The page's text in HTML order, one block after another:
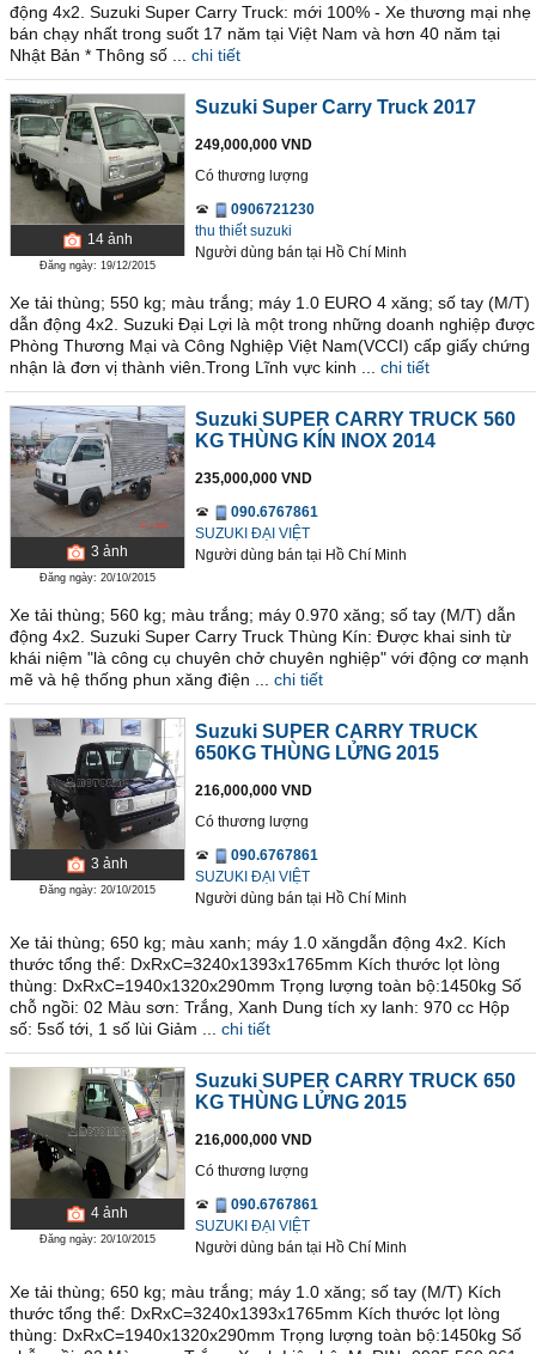
động 4x2. Suzuki Super Carry Truck: mới 100% - Xe thương mại nhẹ
bán chạy nhất trong suốt 17 năm tại Việt Nam và hơn 40 năm tại
Nhật Bản * Thông số ...
chi tiết
14ảnh
Đăng ngày: 19/12/2015
Suzuki Super Carry Truck 2017
249,000,000 VND
Có thương lượng
0906721230
thu thiết suzuki
Người dùng bán tại Hồ Chí Minh
Xe tải thùng; 550 kg; màu trắng; máy 1.0 EURO 4 xăng; số tay (M/T)
dẫn động 4x2. Suzuki Đại Lợi là một trong những doanh nghiệp được
Phòng Thương Mại và Công Nghiệp Việt Nam(VCCI) cấp giấy chứng
nhận là đơn vị thành viên.Trong Lĩnh vực kinh ...
chi tiết
3 ảnh
Đăng ngày: 20/10/2015
Suzuki SUPER CARRY TRUCK 560
KG THÙNG KÍN INOX 2014
235,000,000 VND
090.6767861
SUZUKI ĐẠI VIỆT
Người dùng bán tại Hồ Chí Minh
Xe tải thùng; 560 kg; màu trắng; máy 0.970 xăng; số tay (M/T) dẫn
động 4x2. Suzuki Super Carry Truck Thùng Kín: Được khai sinh từ
khái niệm "là công cụ chuyên chở chuyên nghiệp" với động cơ mạnh
mẽ và hệ thống phun xăng điện ...
chi tiết
3 ảnh
Đăng ngày: 20/10/2015
Suzuki SUPER CARRY TRUCK
650KG THÙNG LỬNG 2015
216,000,000 VND
Có thương lượng
090.6767861
SUZUKI ĐẠI VIỆT
Người dùng bán tại Hồ Chí Minh
Xe tải thùng; 650 kg; màu xanh; máy 1.0 xăngdẫn động 4x2. Kích
thước tổng thể: DxRxC=3240x1393x1765mm Kích thước lọt lòng
thùng: DxRxC=1940x1320x290mm Trọng lượng toàn bộ:1450kg Số
chỗ ngồi: 02 Màu sơn: Trắng, Xanh Dung tích xy lanh: 970 cc Hộp
số: 5số tới, 1 số lùi Giảm ...
chi tiết
4 ảnh
Đăng ngày: 20/10/2015
Suzuki SUPER CARRY TRUCK 650
KG THÙNG LỬNG 2015
216,000,000 VND
Có thương lượng
090.6767861
SUZUKI ĐẠI VIỆT
Người dùng bán tại Hồ Chí Minh
Xe tải thùng; 650 kg; màu trắng; máy 1.0 xăng; số tay (M/T) Kích
thước tổng thể: DxRxC=3240x1393x1765mm Kích thước lọt lòng
thùng: DxRxC=1940x1320x290mm Trọng lượng toàn bộ:1450kg Số